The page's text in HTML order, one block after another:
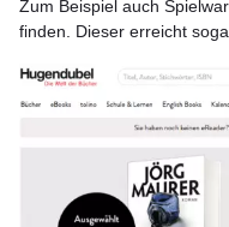
Zum Beispiel auch
finden. Dieser erreicht